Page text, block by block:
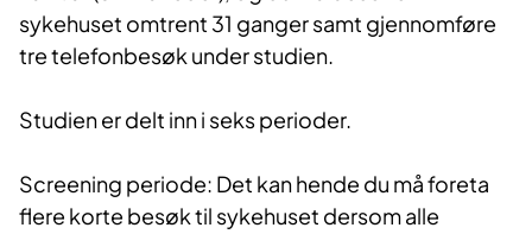
sykehuset omtrent 31 ganger samt gjennomføre
tre telefonbesøk under studien.
Studien er delt inn i seks perioder.
Screening periode: Det kan hende du må foreta
flere korte besøk til sykehuset dersom alle